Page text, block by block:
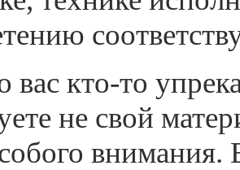
вас кто-то
не свой
внимания.